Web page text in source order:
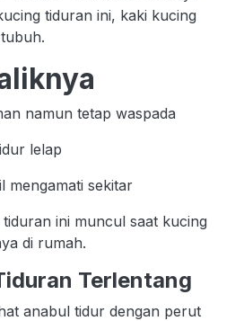
tiduran ini, kaki kucing
namun tetap waspada
lelap
mengamati sekitar
ini muncul saat kucing
di rumah.
Terlentang
anabul tidur dengan perut